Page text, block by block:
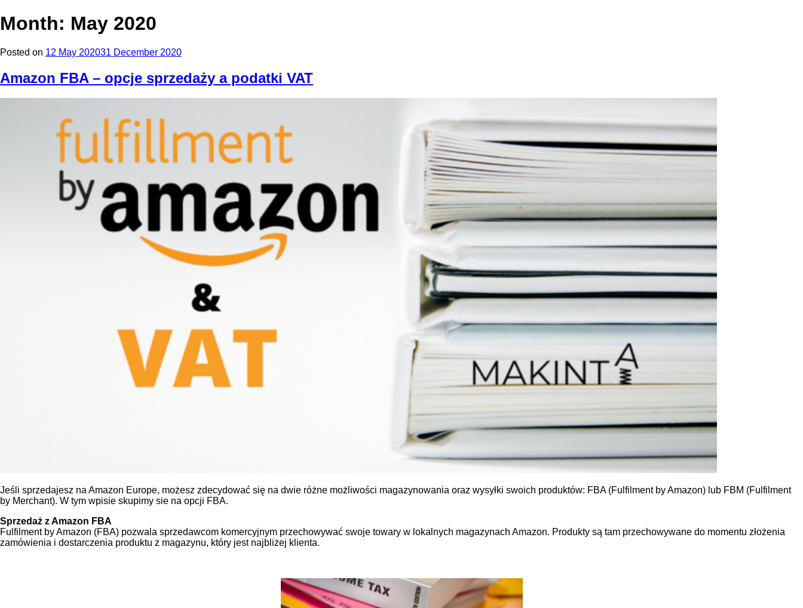
Month: May 2020
Posted on 12 May 202031 December 2020
Amazon FBA – opcje sprzedaży a podatki VAT
Jeśli sprzedajesz na Amazon Europe, możesz zdecydować się na dwie różne możliwości magazynowania oraz wysyłki swoich produktów: FBA (Fulfilment by Amazon) lub FBM (Fulfilment
by Merchant). W tym wpisie skupimy sie na opcji FBA.
Sprzedaż z Amazon FBA
Fulfilment by Amazon (FBA) pozwala sprzedawcom komercyjnym przechowywać swoje towary w lokalnych magazynach Amazon. Produkty są tam przechowywane do momentu złożenia
zamówienia i dostarczenia produktu z magazynu, który jest najbliżej klienta.